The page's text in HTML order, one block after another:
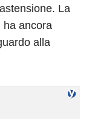
La
ha ancora
alla